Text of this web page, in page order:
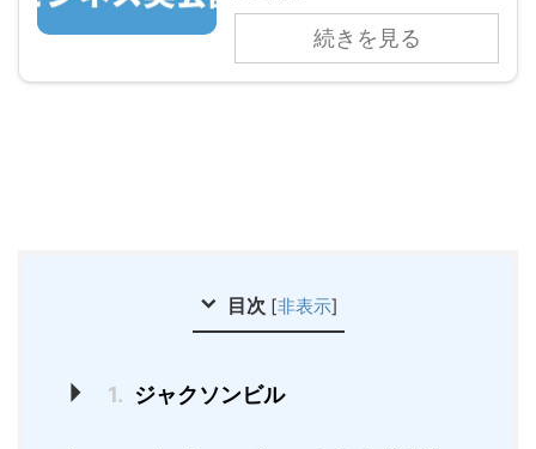
続きを見る
目次 [非表示]
1. ジャクソンビル